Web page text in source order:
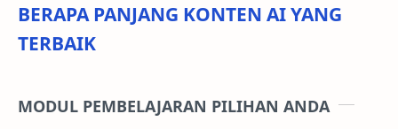
BERAPA PANJANG KONTEN AI YANG
TERBAIK
MODUL PEMBELAJARAN PILIHAN ANDA